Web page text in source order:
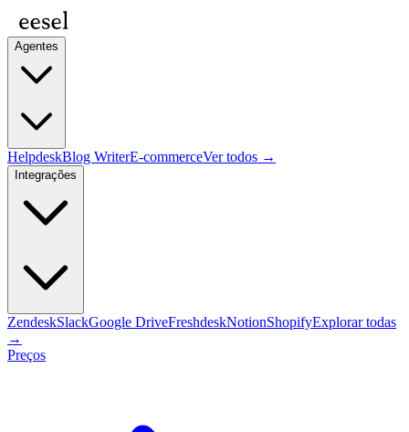
Agentes
HelpdeskBlog WriterE-commerceVer todos →
Integrações
ZendeskSlackGoogle DriveFreshdeskNotionShopifyExplorar todas
→
Preços